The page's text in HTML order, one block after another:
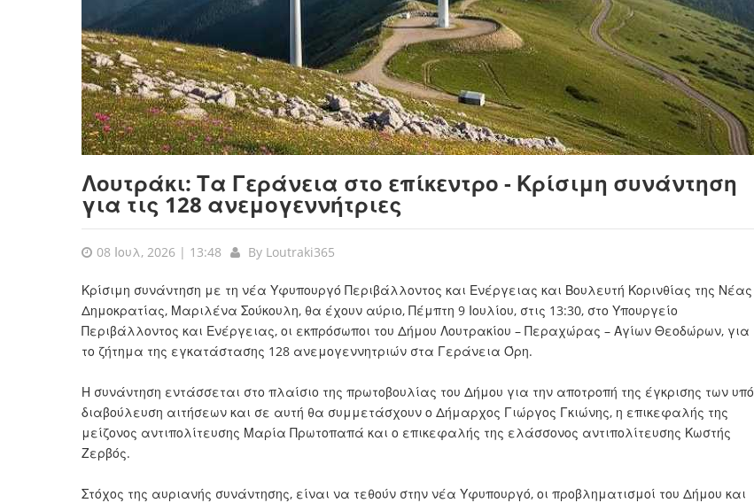
Λουτράκι: Τα Γεράνεια στο επίκεντρο - Κρίσιμη συνάντηση
για τις 128 ανεμογεννήτριες
08 Ιουλ, 2026 | 13:48 By Loutraki365
Κρίσιμη συνάντηση με τη νέα Υφυπουργό Περιβάλλοντος και Ενέργειας και Βουλευτή Κορινθίας της Νέας
Δημοκρατίας, Μαριλένα Σούκουλη, θα έχουν αύριο, Πέμπτη 9 Ιουλίου, στις 13:30, στο Υπουργείο
Περιβάλλοντος και Ενέργειας, οι εκπρόσωποι του Δήμου Λουτρακίου – Περαχώρας – Αγίων Θεοδώρων, για
το ζήτημα της εγκατάστασης 128 ανεμογεννητριών στα Γεράνεια Όρη.
Η συνάντηση εντάσσεται στο πλαίσιο της πρωτοβουλίας του Δήμου για την αποτροπή της έγκρισης των υπό
διαβούλευση αιτήσεων και σε αυτή θα συμμετάσχουν ο Δήμαρχος Γιώργος Γκιώνης, η επικεφαλής της
μείζονος αντιπολίτευσης Μαρία Πρωτοπαπά και ο επικεφαλής της ελάσσονος αντιπολίτευσης Κωστής
Ζερβός.
Στόχος της αυριανής συνάντησης, είναι να τεθούν στην νέα Υφυπουργό, οι προβληματισμοί του Δήμου και